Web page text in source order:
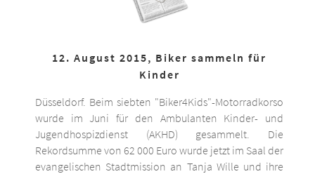
12. August 2015, Biker sammeln für
Kinder
Düsseldorf. Beim siebten "Biker4Kids"-Motorradkorso
wurde im Juni für den Ambulanten Kinder- und
Jugendhospizdienst (AKHD) gesammelt. Die
Rekordsumme von 62 000 Euro wurde jetzt im Saal der
evangelischen Stadtmission an Tanja Wille und ihre